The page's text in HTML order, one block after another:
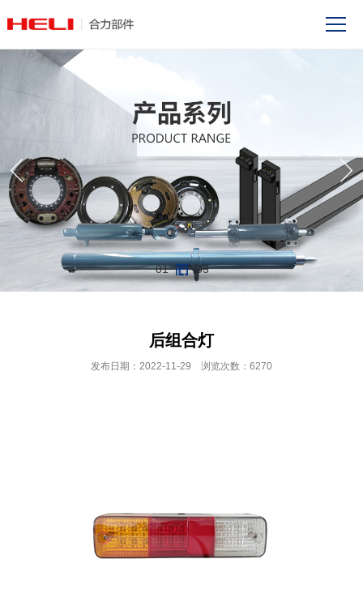
01 03
后组合灯
发布日期：2022-11-29 浏览次数：6270